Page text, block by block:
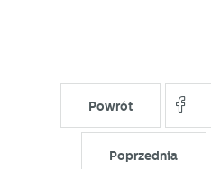
Powrót
Poprzednia